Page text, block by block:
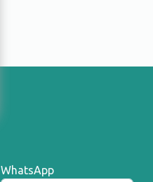
WhatsApp